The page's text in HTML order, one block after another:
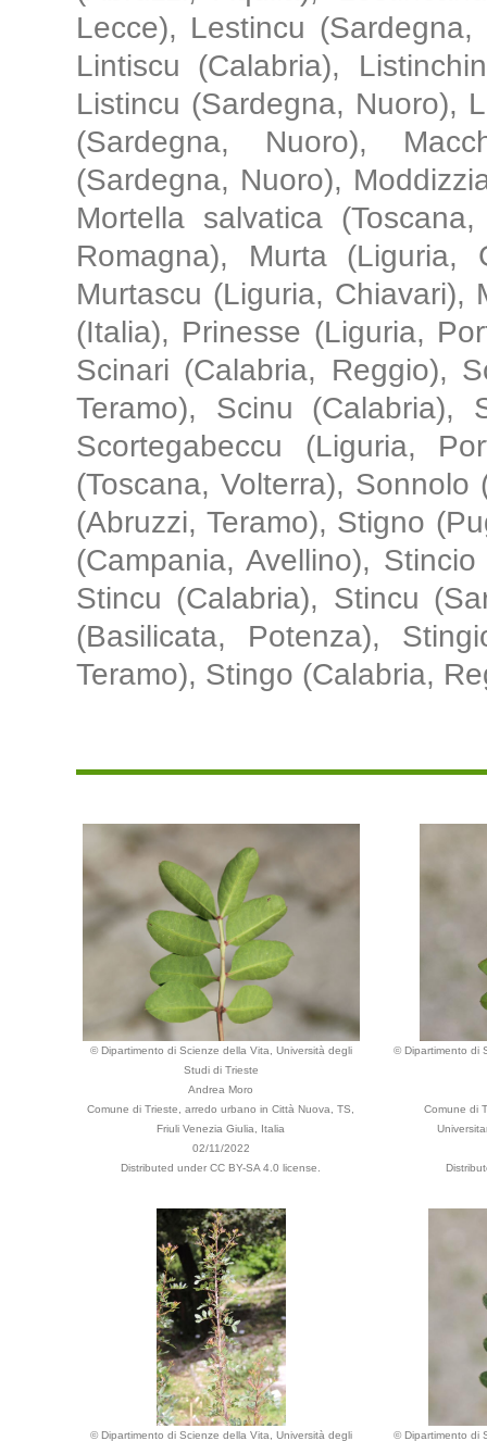
Lecce), Lestincu
Lintiscu (Calabria),
Listincu (Sardegna, Nuoro),
(Sardegna, Nuoro),
(Sardegna, Nuoro),
Mortella salvatica
Romagna), Murta (Liguria,
Murtascu (Liguria, Chiavari),
(Italia), Prinesse (Liguria,
Scinari (Calabria, Reggio),
Teramo), Scinu (Calabria),
Scortegabeccu (Liguria,
(Toscana, Volterra),
(Abruzzi, Teramo), Stigno
(Campania, Avellino),
Stincu (Calabria), Stincu
(Basilicata, Potenza),
Teramo), Stingo (Calabria,
© Dipartimento di Scienze della Vita, Università degli
Studi di Trieste
Andrea Moro
Comune di Trieste, arredo urbano in Città Nuova, TS,
Friuli Venezia Giulia, Italia
02/11/2022
Distributed under CC BY-SA 4.0 license.
© Dipartimento di
Comune di
© Dipartimento di Scienze della Vita, Università degli © Dipartimento di